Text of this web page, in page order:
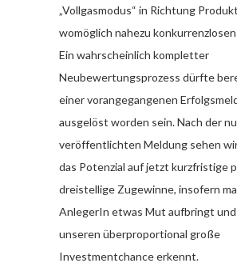
„Vollgasmodus“ in Richtung
womöglich nahezu
Ein wahrscheinlich kompletter
Neubewertungsprozess dürfte
einer vorangegangenen
ausgelöst worden sein. Nach der
veröffentlichten Meldung sehen
das Potenzial auf jetzt kurzfristige
dreistellige Zugewinne, insofern
AnlegerIn etwas Mut aufbringt und
unseren überproportional große
Investmentchance erkennt.